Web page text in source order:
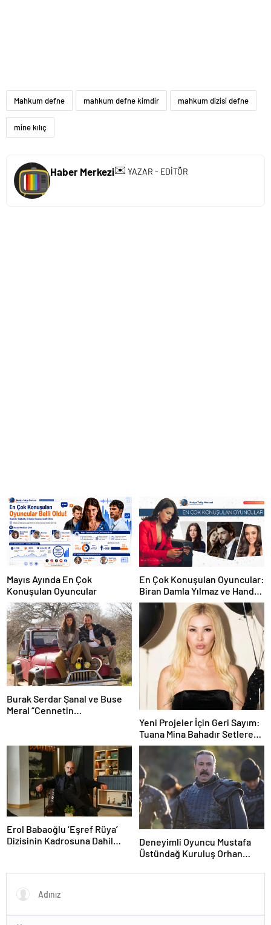
Mahkum defne mahkum defne kimdir mahkum dizisi defne
mine kılıç
Haber Merkezi✉️ YAZAR - EDİTÖR
Mayıs Ayında En Çok
Konuşulan Oyuncular
En Çok Konuşulan Oyuncular:
Biran Damla Yılmaz ve Hande
Erçel
Burak Serdar Şanal ve Buse
Meral “Cennetin
Yeni Projeler İçin Geri Sayım:
Tuana Mina Bahadır Setlere
Hazırlanıyor
Erol Babaoğlu ‘Eşref Rüya’
Dizisinin Kadrosuna Dahil
Deneyimli Oyuncu Mustafa
Üstündağ Kuruluş Orhan